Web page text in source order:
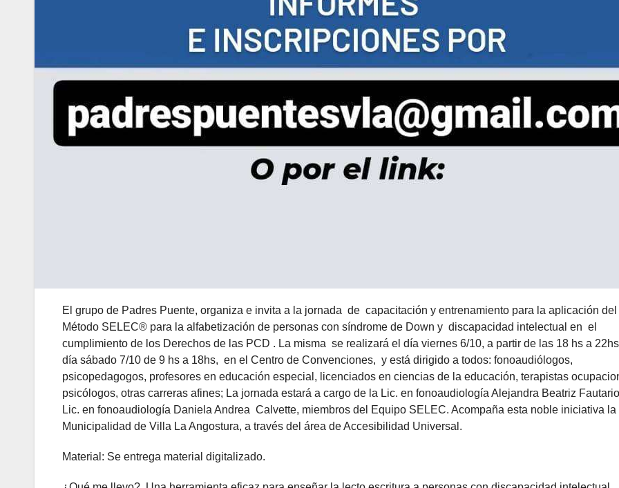
El grupo de Padres Puente, organiza e invita a la jornada de capacitación y entrenamiento para la aplicación del
Método SELEC® para la alfabetización de personas con síndrome de Down y discapacidad intelectual en el
cumplimiento de los Derechos de las PCD . La misma se realizará el día viernes 6/10, a partir de las 18 hs a 22hs
día sábado 7/10 de 9 hs a 18hs, en el Centro de Convenciones, y está dirigido a todos: fonoaudiólogos,
psicopedagogos, profesores en educación especial, licenciados en ciencias de la educación, terapistas
psicólogos, otras carreras afines; La jornada estará a cargo de la Lic. en fonoaudiología Alejandra Beatriz
Lic. en fonoaudiología Daniela Andrea Calvette, miembros del Equipo SELEC. Acompaña esta noble iniciativa la
Municipalidad de Villa La Angostura, a través del área de Accesibilidad Universal.
Material: Se entrega material digitalizado.